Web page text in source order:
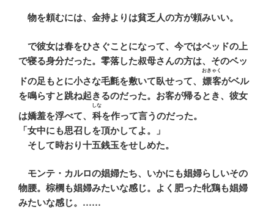
物を頼むには、金持よりは貧乏人の方が頼みいい。
で彼女は春をひさぐことになって、今ではベッドの上
で寝る身分だった。零落した叔母さんの方は、そのベッ
ドの足もとに小さな毛氈を敷いて臥せって、 嫖客
おきゃく
がベル
を鳴らすと跳ね起きるのだった。お客が帰るとき、彼女
は嬌羞を浮べて、 科
しな
を作って言うのだった。
「女中にも思召しを頂かしてよ。」
そして時おり十五銭玉をせしめた。
モンテ・カルロの娼婦たち、いかにも娼婦らしいその
物腰。棕櫚も娼婦みたいな感じ。よく肥った牝鶏も娼婦
みたいな感じ。……